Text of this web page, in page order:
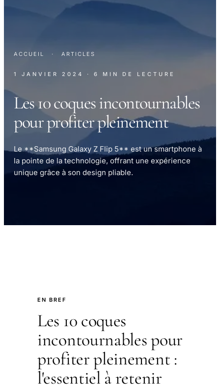
ACCUEIL · ARTICLES
1 JANVIER 2024 · 6 MIN DE LECTURE
Les 10 coques incontournables
pour profiter pleinement
Le **Samsung Galaxy Z Flip 5** est un smartphone à
la pointe de la technologie, offrant une expérience
unique grâce à son design pliable.
EN BREF
Les 10 coques
incontournables pour
profiter pleinement :
l'essentiel à retenir